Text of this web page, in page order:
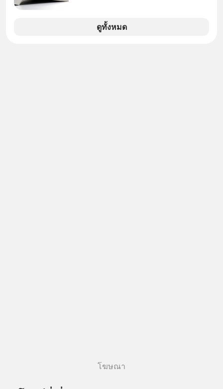
อะไรบ้าง ควรดู ตรงไหน ทำอย่างไร ถึง
จะดีกับเรา แล้วเราควรรู้ข้อมูลอะไร
ดูทั้งหมด
โฆษณา